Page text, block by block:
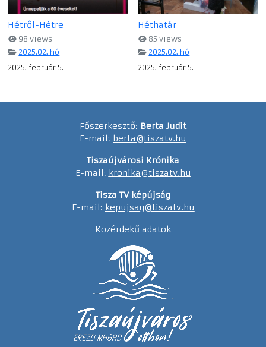
Hétről-Hétre
98 views
2025.02. hó
2025. február 5.
Héthatár
85 views
2025.02. hó
2025. február 5.
Főszerkesztő: Berta Judit
E-mail: berta@tiszatv.hu
Tiszaújvárosi Krónika
E-mail: kronika@tiszatv.hu
Tisza TV képújság
E-mail: kepujsag@tiszatv.hu
Közérdekű adatok